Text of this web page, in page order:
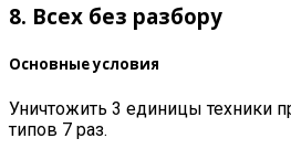
8. Всех без разбору
Основные условия
Уничтожить 3 единицы техники
типов 7 раз.